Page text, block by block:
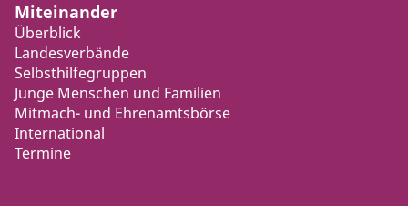
Miteinander
Überblick
Landesverbände
Selbsthilfegruppen
Junge Menschen und Familien
Mitmach- und Ehrenamtsbörse
International
Termine